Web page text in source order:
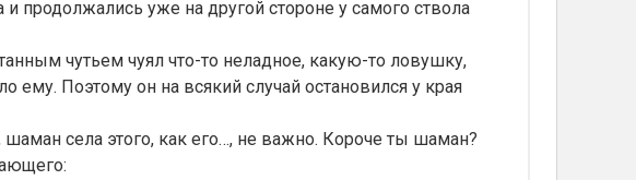
и продолжались уже на другой стороне у самого ствола
чутьем чуял что-то неладное, какую-то ловушку,
ему. Поэтому он на всякий случай остановился у края
села этого, как его…, не важно. Короче ты шаман?